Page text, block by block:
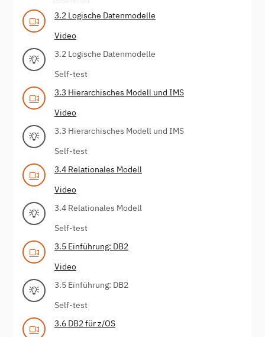
3.2 Logische Datenmodelle
Video
3.2 Logische Datenmodelle
Self-test
3.3 Hierarchisches Modell und IMS
Video
3.3 Hierarchisches Modell und IMS
Self-test
3.4 Relationales Modell
Video
3.4 Relationales Modell
Self-test
3.5 Einführung: DB2
Video
3.5 Einführung: DB2
Self-test
3.6 DB2 für z/OS